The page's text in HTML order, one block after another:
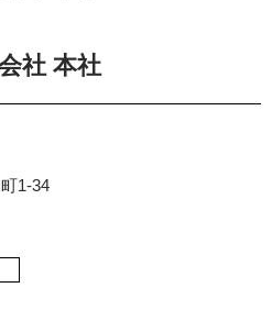
社 本社
1-34